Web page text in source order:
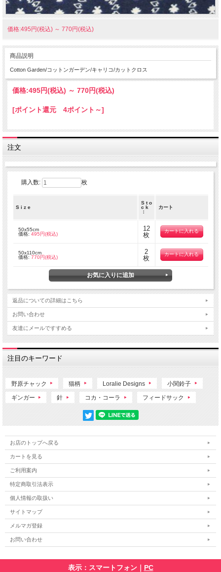
価格:495円(税込) ～ 770円(税込)
商品説明
Cotton Garden/コットンガーデン/キャリコ/カットクロス
価格:495円(税込) ～ 770円(税込)
[ポイント還元 4ポイント～]
注文
購入数: 枚
S i z e
S t o
c k
：
カート
50x55cm
価格: 495円(税込)
12
枚
50x110cm
価格: 770円(税込)
2
枚
返品についての詳細はこちら
お問い合わせ
友達にメールですすめる
注目のキーワード
野原チャック 猫柄 Loralie Designs 小関鈴子
ギンガー 針 コカ・コーラ フィードサック
お店のトップへ戻る
カートを見る
ご利用案内
特定商取引法表示
個人情報の取扱い
サイトマップ
メルマガ登録
お問い合わせ
表示：スマートフォン｜ PC